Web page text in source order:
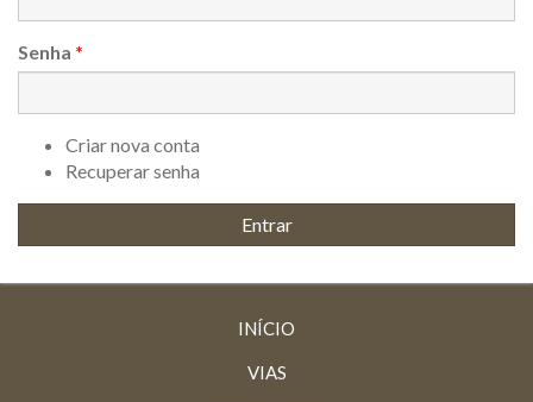
Senha *
Criar nova conta
Recuperar senha
INÍCIO
VIAS